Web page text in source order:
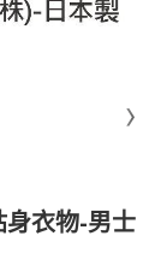
衣物-男士